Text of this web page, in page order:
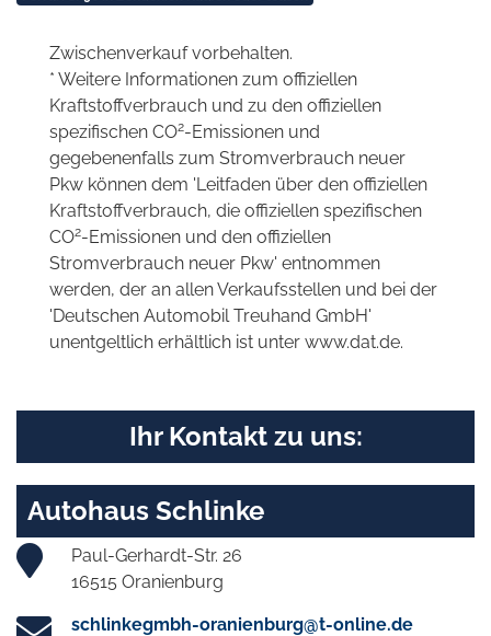
Zwischenverkauf vorbehalten.
* Weitere Informationen zum offiziellen
Kraftstoffverbrauch und zu den offiziellen
spezifischen CO2-Emissionen und
gegebenenfalls zum Stromverbrauch neuer
Pkw können dem 'Leitfaden über den offiziellen
Kraftstoffverbrauch, die offiziellen spezifischen
CO2-Emissionen und den offiziellen
Stromverbrauch neuer Pkw' entnommen
werden, der an allen Verkaufsstellen und bei der
'Deutschen Automobil Treuhand GmbH'
unentgeltlich erhältlich ist unter www.dat.de.
Ihr Kontakt zu uns:
Autohaus Schlinke
Paul-Gerhardt-Str. 26
16515 Oranienburg
schlinkegmbh-oranienburg@t-online.de